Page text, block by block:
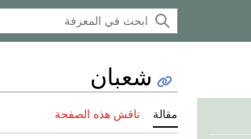
شعبان
مقالة ناقش هذه الصفحة